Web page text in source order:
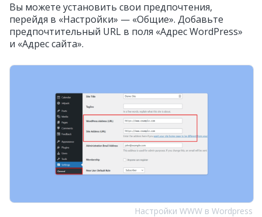
Вы можете установить свои предпочтения,
перейдя в «Настройки» — «Общие». Добавьте
предпочтительный URL в поля «Адрес WordPress»
и «Адрес сайта».
Настройки WWW в Wordpress